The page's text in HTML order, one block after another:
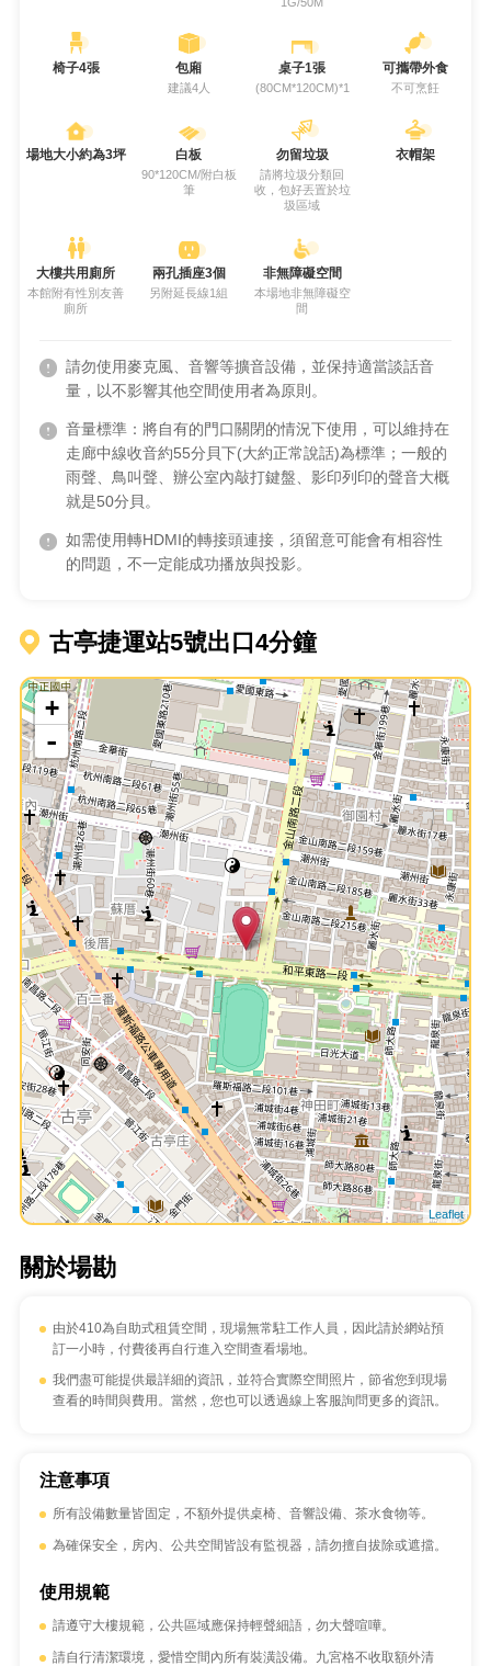
椅子4張 包廂
建議4人
桌子1張
(80CM*120CM)*1
可攜帶外食
不可烹飪
場地大小約為3坪 白板
90*120CM/附白板
筆
勿留垃圾
請將垃圾分類回
收，包好丟置於垃
圾區域
衣帽架
大樓共用廁所
本館附有性別友善
廁所
兩孔插座3個
另附延長線1組
非無障礙空間
本場地非無障礙空
間
請勿使用麥克風、音響等擴音設備，並保持適當談話音
量，以不影響其他空間使用者為原則。
音量標準：將自有的門口關閉的情況下使用，可以維持在
走廊中線收音約55分貝下(大約正常說話)為標準；一般的
雨聲、鳥叫聲、辦公室內敲打鍵盤、影印列印的聲音大概
就是50分貝。
如需使用轉HDMI的轉接頭連接，須留意可能會有相容性
的問題，不一定能成功播放與投影。
古亭捷運站5號出口4分鐘
+
-
Leaflet
關於場勘
由於410為自助式租賃空間，現場無常駐工作人員，因此請於網站預
訂一小時，付費後再自行進入空間查看場地。
我們盡可能提供最詳細的資訊，並符合實際空間照片，節省您到現場
查看的時間與費用。當然，您也可以透過線上客服詢問更多的資訊。
注意事項
所有設備數量皆固定，不額外提供桌椅、音響設備、茶水食物等。
為確保安全，房內、公共空間皆設有監視器，請勿擅自拔除或遮擋。
使用規範
請遵守大樓規範，公共區域應保持輕聲細語，勿大聲喧嘩。
請自行清潔環境，愛惜空間內所有裝潢設備。九宮格不收取額外清